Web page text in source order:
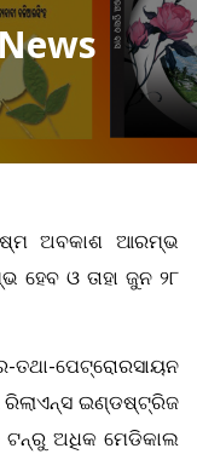
ଅବକାଶ ଆରମ୍ଭ
ହେବ ଓ ତାହା ଜୁନ ୨୮
ପେଟ୍ରୋରସାୟନ
ରିଲାଏନ୍ସ ଇଣ୍ଡଷ୍ଟ୍ରିଜ
ଅଧିକ ମେଡିକାଲ